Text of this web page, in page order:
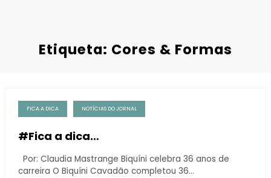
Etiqueta: Cores & Formas
FICA A DICA NOTÍCIAS DO JORNAL
#Fica a dica…
Por: Claudia Mastrange Biquíni celebra 36 anos de
carreira O Biquíni Cavadão completou 36…